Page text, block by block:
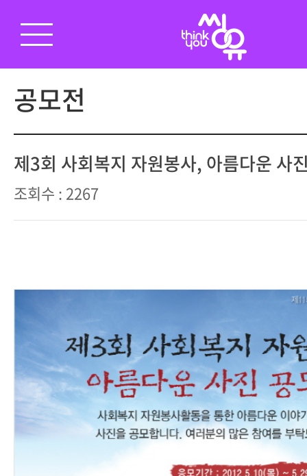
공모전
제3회 사회복지 자원봉사, 아름다운 사
조회수 : 2267